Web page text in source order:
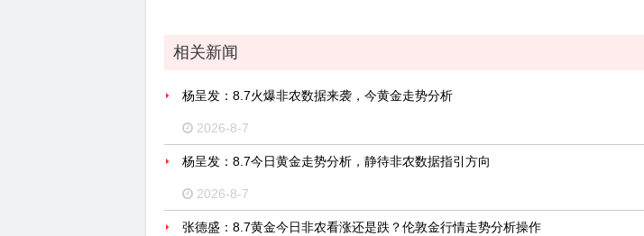
相关新闻
杨呈发：8.7火爆非农数据来袭，今黄金走势分析
2026-8-7
杨呈发：8.7今日黄金走势分析，静待非农数据指引方向
2026-8-7
张德盛：8.7黄金今日非农看涨还是跌？伦敦金行情走势分析操作